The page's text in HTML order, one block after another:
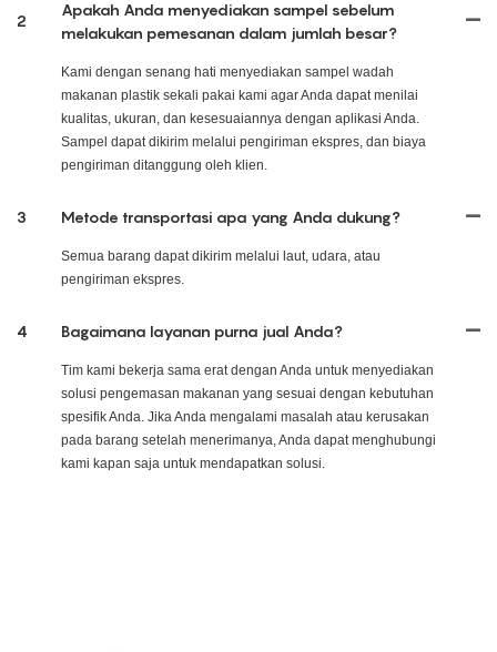
2
Apakah Anda menyediakan sampel sebelum
melakukan pemesanan dalam jumlah besar?
Kami dengan senang hati menyediakan sampel wadah
makanan plastik sekali pakai kami agar Anda dapat menilai
kualitas, ukuran, dan kesesuaiannya dengan aplikasi Anda.
Sampel dapat dikirim melalui pengiriman ekspres, dan biaya
pengiriman ditanggung oleh klien.
3 Metode transportasi apa yang Anda dukung?
Semua barang dapat dikirim melalui laut, udara, atau
pengiriman ekspres.
4 Bagaimana layanan purna jual Anda?
Tim kami bekerja sama erat dengan Anda untuk menyediakan
solusi pengemasan makanan yang sesuai dengan kebutuhan
spesifik Anda. Jika Anda mengalami masalah atau kerusakan
pada barang setelah menerimanya, Anda dapat menghubungi
kami kapan saja untuk mendapatkan solusi.